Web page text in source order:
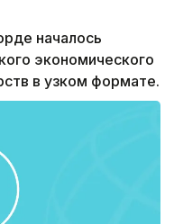
началось
экономического
в узком формате.